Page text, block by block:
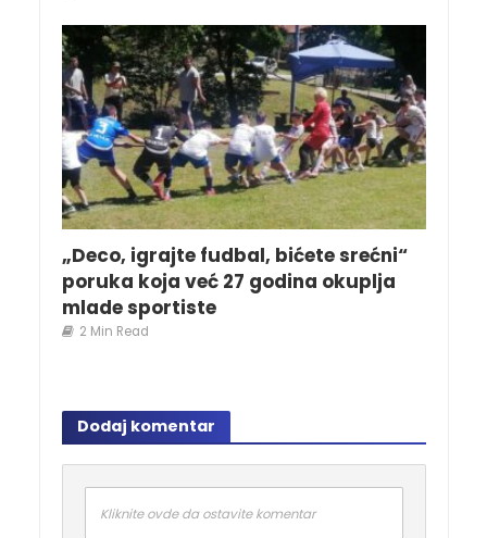
„Deco, igrajte fudbal, bićete srećni“
poruka koja već 27 godina okuplja
mlade sportiste
2 Min Read
Dodaj komentar
Kliknite ovde da ostavite komentar